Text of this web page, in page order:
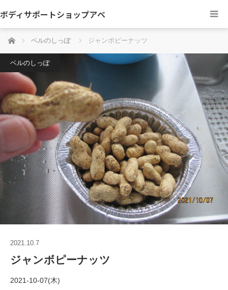
ボディサポートショップアベ
ホーム ベルのしっぽ ジャンボピーナッツ
ベルのしっぽ
2021.10.7
ジャンボピーナッツ
2021-10-07(木)